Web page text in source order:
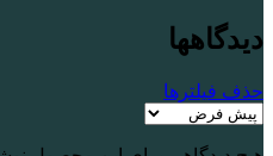
دیدگاهها
حذف فیلترها